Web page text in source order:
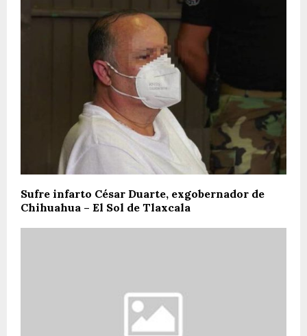
Sufre infarto César Duarte, exgobernador de
Chihuahua – El Sol de Tlaxcala